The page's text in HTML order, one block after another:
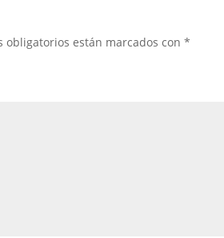
obligatorios están marcados con*